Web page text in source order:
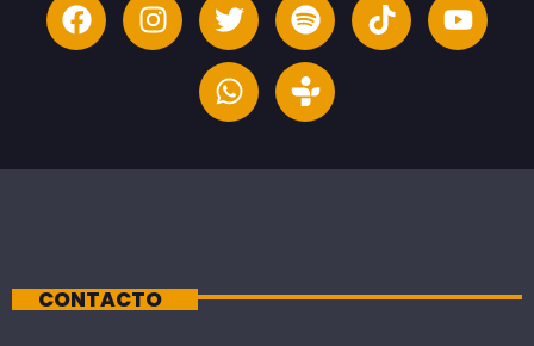
CONTACTO